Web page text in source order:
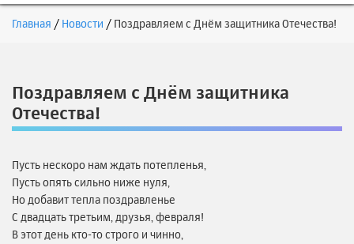
Главная Новости Поздравляем с Днём защитника Отечества!
Поздравляем с Днём защитника
Отечества!
Пусть нескоро нам ждать потепленья,
Пусть опять сильно ниже нуля,
Но добавит тепла поздравленье
С двадцать третьим, друзья, февраля!
В этот день кто-то строго и чинно,